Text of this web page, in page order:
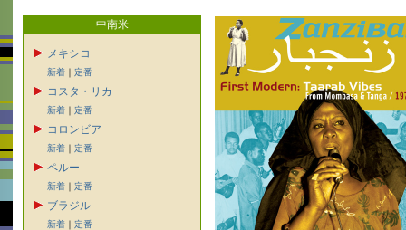
中南米
メキシコ
新着 ｜ 定番
コスタ・リカ
新着 ｜ 定番
コロンビア
新着 ｜ 定番
ペルー
新着 ｜ 定番
ブラジル
新着 ｜ 定番